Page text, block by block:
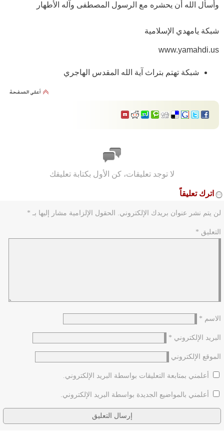
وأسأل الله أن يحشره مع الرسول المصطفى وآله الأطهار
شبكة يامهدي الإسلامية
www.yamahdi.us
شبكة تهتم بتراث آية الله المقدس الهاجري
لا توجد تعليقات، كن الأول بكتابة تعليقك
اترك تعليقاً
لن يتم نشر عنوان بريدك الإلكتروني. الحقول الإلزامية مشار إليها بـ *
التعليق *
الاسم *
البريد الإلكتروني *
الموقع الإلكتروني
أعلمني بمتابعة التعليقات بواسطة البريد الإلكتروني.
أعلمني بالمواضيع الجديدة بواسطة البريد الإلكتروني.